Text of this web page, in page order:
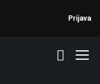
Prijava